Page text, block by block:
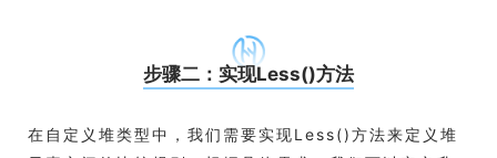
步骤二：实现Less()方法
在自定义堆类型中，我们需要实现Less()方法来定义堆